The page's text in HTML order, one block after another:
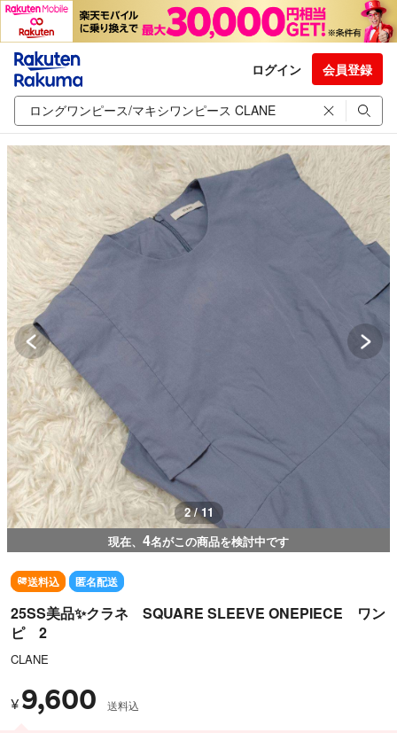
ログイン 会員登録
2 / 11
現在、 4名がこの商品を検討中です
送料込 匿名配送
25SS美品✨クラネ SQUARE SLEEVE ONEPIECE ワン
ピ 2
CLANE
¥ 9,600 送料込